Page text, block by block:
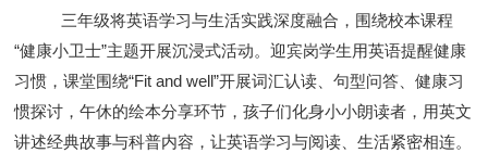
三年级将英语学习与生活实践深度融合，围绕校本课程
“健康小卫士”主题开展沉浸式活动。迎宾岗学生用英语提醒健康
习惯，课堂围绕“Fit and well”开展词汇认读、句型问答、健康习
惯探讨，午休的绘本分享环节，孩子们化身小小朗读者，用英文
讲述经典故事与科普内容，让英语学习与阅读、生活紧密相连。